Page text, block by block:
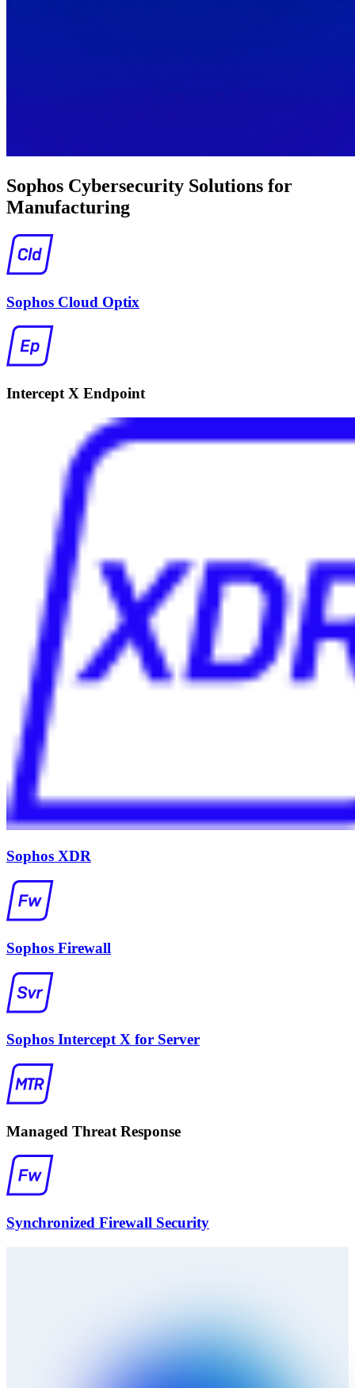
Sophos Cybersecurity Solutions for
Manufacturing
Sophos Cloud Optix
Intercept X Endpoint
Sophos XDR
Sophos Firewall
Sophos Intercept X for Server
Managed Threat Response
Synchronized Firewall Security